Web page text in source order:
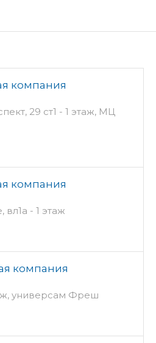
компания
29 ст1 - 1 этаж, МЦ
компания
вл1а - 1 этаж
компания
универсам Фреш